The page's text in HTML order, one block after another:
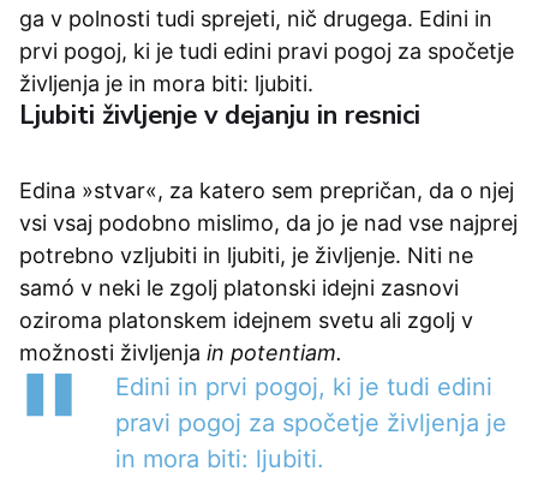
ga v polnosti tudi sprejeti, nič drugega. Edini in
prvi pogoj, ki je tudi edini pravi pogoj za spočetje
življenja je in mora biti: ljubiti.
Ljubiti življenje v dejanju in resnici
Edina »stvar«, za katero sem prepričan, da o njej
vsi vsaj podobno mislimo, da jo je nad vse najprej
potrebno vzljubiti in ljubiti, je življenje. Niti ne
samó v neki le zgolj platonski idejni zasnovi
oziroma platonskem idejnem svetu ali zgolj v
možnosti življenja in potentiam.
Edini in prvi pogoj, ki je tudi edini
pravi pogoj za spočetje življenja je
in mora biti: ljubiti.